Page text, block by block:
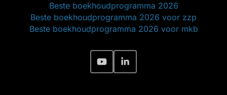
Beste boekhoudprogramma 2026
Beste boekhoudprogramma 2026 voor zzp
Beste boekhoudprogramma 2026 voor mkb